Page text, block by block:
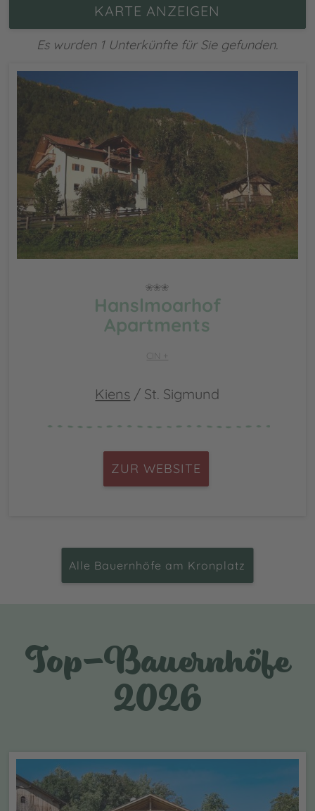
KARTE ANZEIGEN
Es wurden 1 Unterkünfte für Sie gefunden.
Hanslmoarhof
Apartments
CIN +
Kiens / St. Sigmund
ZUR WEBSITE
Alle Bauernhöfe am Kronplatz
Top-Bauernhöfe
2026